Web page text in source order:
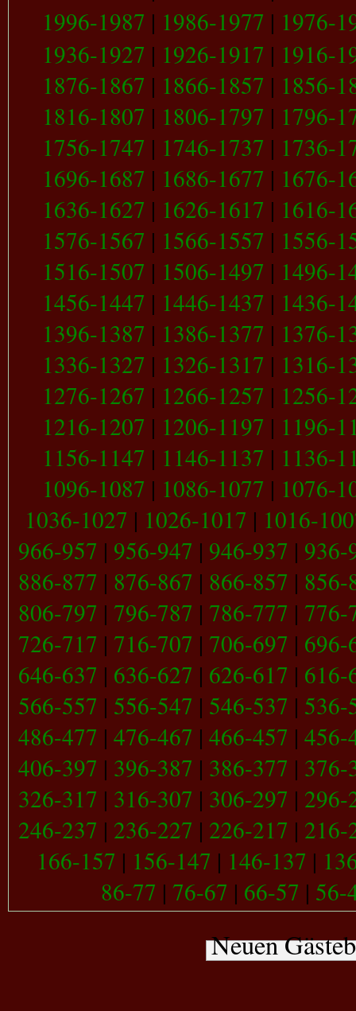
1996-1987 | 1986-1977 | 1976-
1936-1927 | 1926-1917 | 1916-
1876-1867 | 1866-1857 | 1856-
1816-1807 | 1806-1797 | 1796-
1756-1747 | 1746-1737 | 1736-
1696-1687 | 1686-1677 | 1676-
1636-1627 | 1626-1617 | 1616-
1576-1567 | 1566-1557 | 1556-
1516-1507 | 1506-1497 | 1496-
1456-1447 | 1446-1437 | 1436-
1396-1387 | 1386-1377 | 1376-
1336-1327 | 1326-1317 | 1316-
1276-1267 | 1266-1257 | 1256-
1216-1207 | 1206-1197 | 1196-
1156-1147 | 1146-1137 | 1136-
1096-1087 | 1086-1077 | 1076-
1036-1027 | 1026-1017 | 1016-
966-957 | 956-947 | 946-937 | 936-
886-877 | 876-867 | 866-857 | 856-
806-797 | 796-787 | 786-777 | 776-
726-717 | 716-707 | 706-697 | 696-
646-637 | 636-627 | 626-617 | 616-
566-557 | 556-547 | 546-537 | 536-
486-477 | 476-467 | 466-457 | 456-
406-397 | 396-387 | 386-377 | 376-
326-317 | 316-307 | 306-297 | 296-
246-237 | 236-227 | 226-217 | 216-
166-157 | 156-147 | 146-137 |
86-77 | 76-67 | 66-57 | 56-
Neuen